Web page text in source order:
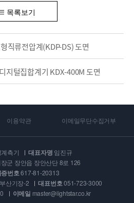
목록보기
직류전압계(KDP-DS) 도면
지털집합계기 KDX-400M 도면
이용약관 이메일무단수집거부
측기 대표자명 임진규
군 장안읍 장안산단 8로 126
번호617-81-20313
산기장-2 대표번호051-723-3000
이메일 master@lightstar.co.kr